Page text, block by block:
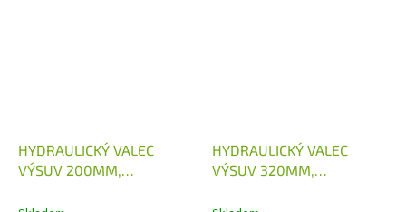
HYDRAULICKÝ VALEC
VÝSUV 200MM,
HYDRAULICKÝ VALEC
VÝSUV 320MM,